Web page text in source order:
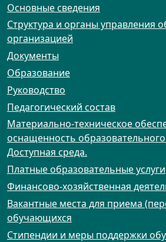
Основные сведения
Структура и органы управления
организацией
Документы
Образование
Руководство
Педагогический состав
Материально-техническое
оснащенность
Доступная среда.
Платные образовательные услуги
Финансово-хозяйственная
Вакантные места для приема
обучающихся
Стипендии и меры поддержки